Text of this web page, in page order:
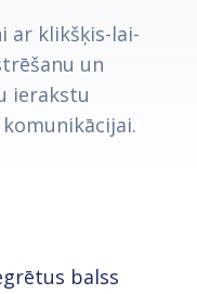
ar klikšķis-lai-
un
ierakstu
balss